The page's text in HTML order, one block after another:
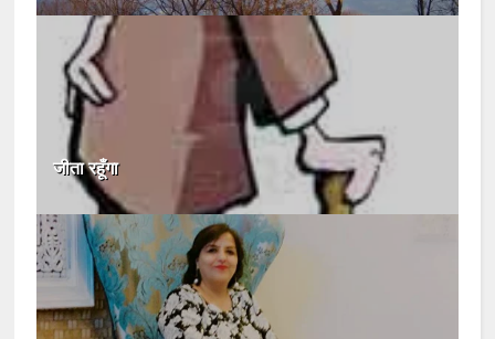
जीता रहूँगा